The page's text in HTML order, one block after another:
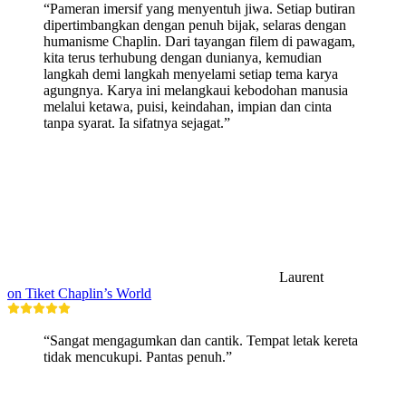
“Pameran imersif yang menyentuh jiwa. Setiap butiran
dipertimbangkan dengan penuh bijak, selaras dengan
humanisme Chaplin. Dari tayangan filem di pawagam,
kita terus terhubung dengan dunianya, kemudian
langkah demi langkah menyelami setiap tema karya
agungnya. Karya ini melangkaui kebodohan manusia
melalui ketawa, puisi, keindahan, impian dan cinta
tanpa syarat. Ia sifatnya sejagat.”
Laurent
on Tiket Chaplin’s World
“Sangat mengagumkan dan cantik. Tempat letak kereta
tidak mencukupi. Pantas penuh.”